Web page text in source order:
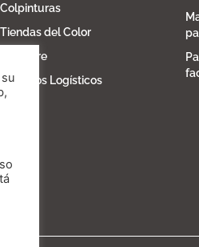
Colpinturas
Tiendas del Color
Fibratore
Servicios Logísticos